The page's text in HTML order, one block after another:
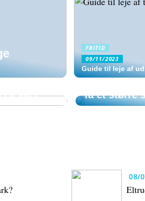
FRITID
09/11/2023
Guide til leje af
elcykel
05/09/2022
få et større
08/